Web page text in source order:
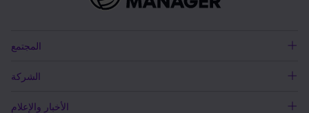
المجتمع
الشركة
الأخبار والإعلام